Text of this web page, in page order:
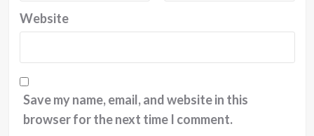
Website
Save my name, email, and website in this
browser for the next time I comment.